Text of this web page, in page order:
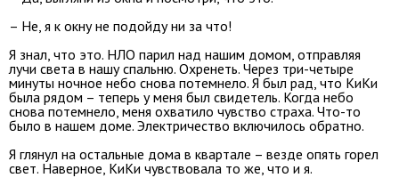
– Не, я к окну не подойду ни за что!
Я знал, что это. НЛО парил над нашим домом, отправляя
лучи света в нашу спальню. Охренеть. Через три-четыре
минуты ночное небо снова потемнело. Я был рад, что КиКи
была рядом – теперь у меня был свидетель. Когда небо
снова потемнело, меня охватило чувство страха. Что-то
было в нашем доме. Электричество включилось обратно.
Я глянул на остальные дома в квартале – везде опять горел
свет. Наверное, КиКи чувствовала то же, что и я.